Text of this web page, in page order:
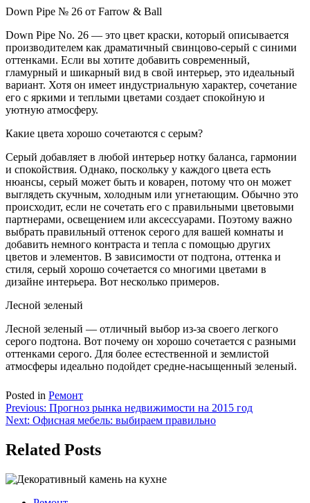
Down Pipe № 26 от Farrow & Ball
Down Pipe No. 26 — это цвет краски, который описывается
производителем как драматичный свинцово-серый с синими
оттенками. Если вы хотите добавить современный,
гламурный и шикарный вид в свой интерьер, это идеальный
вариант. Хотя он имеет индустриальную характер, сочетание
его с яркими и теплыми цветами создает спокойную и
уютную атмосферу.
Какие цвета хорошо сочетаются с серым?
Серый добавляет в любой интерьер нотку баланса, гармонии
и спокойствия. Однако, поскольку у каждого цвета есть
нюансы, серый может быть и коварен, потому что он может
выглядеть скучным, холодным или угнетающим. Обычно это
происходит, если не сочетать его с правильными цветовыми
партнерами, освещением или аксессуарами. Поэтому важно
выбрать правильный оттенок серого для вашей комнаты и
добавить немного контраста и тепла с помощью других
цветов и элементов. В зависимости от подтона, оттенка и
стиля, серый хорошо сочетается со многими цветами в
дизайне интерьера. Вот несколько примеров.
Лесной зеленый
Лесной зеленый — отличный выбор из-за своего легкого
серого подтона. Вот почему он хорошо сочетается с разными
оттенками серого. Для более естественной и землистой
атмосферы идеально подойдет средне-насыщенный зеленый.
Posted in Ремонт
Навигация
по
записям
Previous: Прогноз рынка недвижимости на 2015 год
Next: Офисная мебель: выбираем правильно
Related Posts